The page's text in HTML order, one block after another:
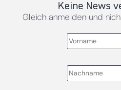
Keine News
Gleich anmelden und